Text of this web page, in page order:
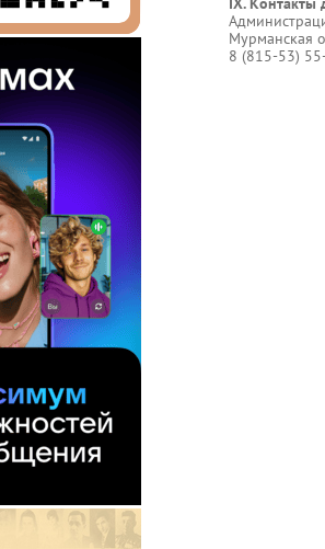
Мурманская
8 (815-53)